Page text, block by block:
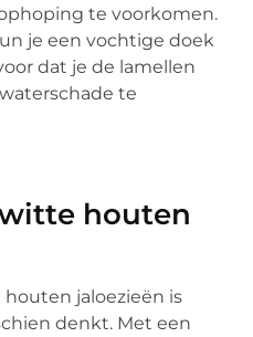
te voorkomen.
je een vochtige doek
dat je de lamellen
te
houten
jaloezieën is
denkt. Met een